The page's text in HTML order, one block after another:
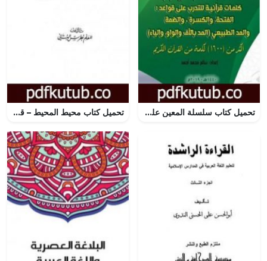
تحميل كتاب سلسلة المعين على تلاوة الكتاب المبين – الجزء الأول PDF تأليف سالم محمد أحمد مجانا [كامل] تحميل كتاب محيط المحيط – قاموس مطول للغة العربية PDF تأليف بطرس البستاني مجانا [كامل]